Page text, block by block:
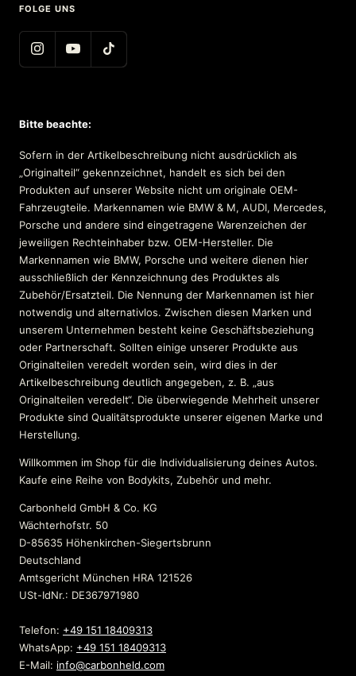
FOLGE UNS
Bitte beachte:
Sofern in der Artikelbeschreibung nicht ausdrücklich als
„Originalteil“ gekennzeichnet, handelt es sich bei den
Produkten auf unserer Website nicht um originale OEM-
Fahrzeugteile. Markennamen wie BMW & M, AUDI, Mercedes,
Porsche und andere sind eingetragene Warenzeichen der
jeweiligen Rechteinhaber bzw. OEM-Hersteller. Die
Markennamen wie BMW, Porsche und weitere dienen hier
ausschließlich der Kennzeichnung des Produktes als
Zubehör/Ersatzteil. Die Nennung der Markennamen ist hier
notwendig und alternativlos. Zwischen diesen Marken und
unserem Unternehmen besteht keine Geschäftsbeziehung
oder Partnerschaft. Sollten einige unserer Produkte aus
Originalteilen veredelt worden sein, wird dies in der
Artikelbeschreibung deutlich angegeben, z. B. „aus
Originalteilen veredelt“. Die überwiegende Mehrheit unserer
Produkte sind Qualitätsprodukte unserer eigenen Marke und
Herstellung.
Willkommen im Shop für die Individualisierung deines Autos.
Kaufe eine Reihe von Bodykits, Zubehör und mehr.
Carbonheld GmbH & Co. KG
Wächterhofstr. 50
D-85635 Höhenkirchen-Siegertsbrunn
Deutschland
Amtsgericht München HRA 121526
USt-IdNr.: DE367971980
Telefon: +49 151 18409313
WhatsApp: +49 151 18409313
E-Mail: info@carbonheld.com